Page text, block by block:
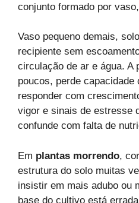
conjunto formado por
Vaso pequeno demais,
recipiente sem
circulação de ar e água. A
poucos, perde
responder com
vigor e sinais de estresse
confunde com falta de
Em plantas morrendo,
estrutura do solo muitas
insistir em mais adubo ou
base do cultivo está